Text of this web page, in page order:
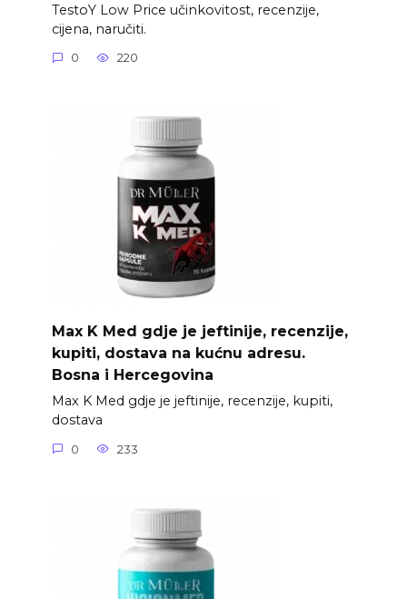
TestoY Low Price učinkovitost, recenzije,
cijena, naručiti.
0 220
Max K Med gdje je jeftinije, recenzije,
kupiti, dostava na kućnu adresu.
Bosna i Hercegovina
Max K Med gdje je jeftinije, recenzije, kupiti,
dostava
0 233